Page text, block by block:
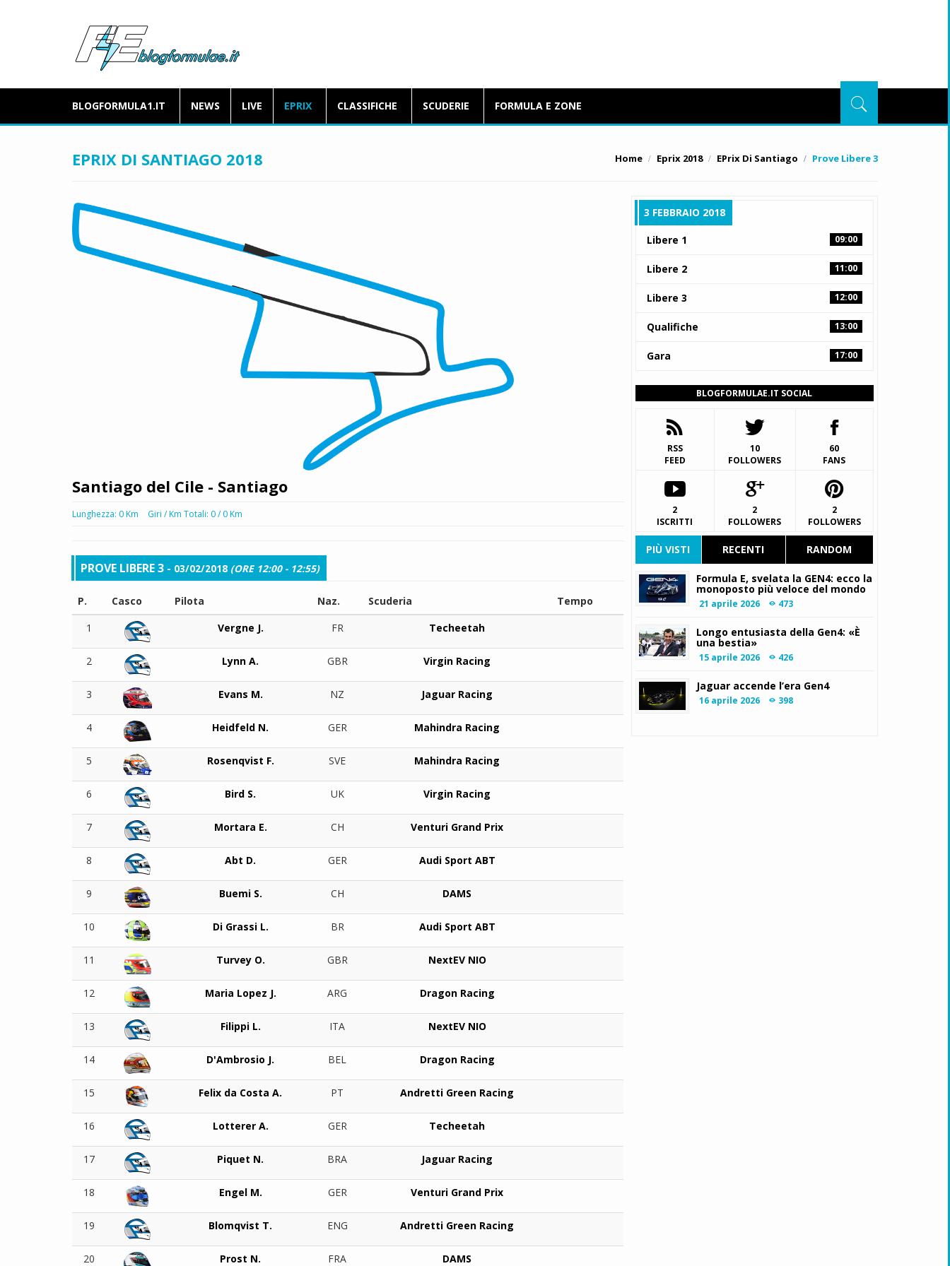
BLOGFORMULA1.IT NEWS LIVE EPRIX CLASSIFICHE SCUDERIE FORMULA E ZONE
EPRIX DI SANTIAGO 2018 Home Eprix 2018 EPrix Di Santiago Prove Libere 3
Santiago del Cile - Santiago
Lunghezza: 0 Km Giri / Km Totali: 0 / 0 Km
PROVE LIBERE 3 - 03/02/2018 (ORE 12:00 - 12:55)
P. Casco Pilota Naz. Scuderia
Tempo
1
Vergne J. FR Techeetah
2 Lynn A. GBR Virgin Racing
3 Evans M. NZ Jaguar Racing
4 Heidfeld N. GER Mahindra Racing
5 Rosenqvist F. SVE Mahindra Racing
6 Bird S. UK Virgin Racing
7 Mortara E. CH Venturi Grand Prix
8 Abt D. GER Audi Sport ABT
9 Buemi S. CH DAMS
10 Di Grassi L. BR Audi Sport ABT
11 Turvey O. GBR NextEV NIO
12 Maria Lopez J. ARG Dragon Racing
13 Filippi L. ITA NextEV NIO
14 D'Ambrosio J. BEL Dragon Racing
15 Felix da Costa A. PT Andretti Green Racing
16 Lotterer A. GER Techeetah
17 Piquet N. BRA Jaguar Racing
18 Engel M. GER Venturi Grand Prix
19 Blomqvist T. ENG Andretti Green Racing
20 Prost N. FRA DAMS
3 FEBBRAIO 2018
Libere 1 09:00
Libere 2 11:00
Libere 3 12:00
Qualifiche 13:00
Gara 17:00
BLOGFORMULAE.IT SOCIAL
RSS
FEED
10
FOLLOWERS
60
FANS
2
ISCRITTI
2
FOLLOWERS
2
FOLLOWERS
PIÙ VISTI RECENTI RANDOM
Formula E, svelata la GEN4: ecco la
monoposto più veloce del mondo
21 aprile 2026 473
Longo entusiasta della Gen4: «È
una bestia»
15 aprile 2026 426
Jaguar accende l’era Gen4
16 aprile 2026 398